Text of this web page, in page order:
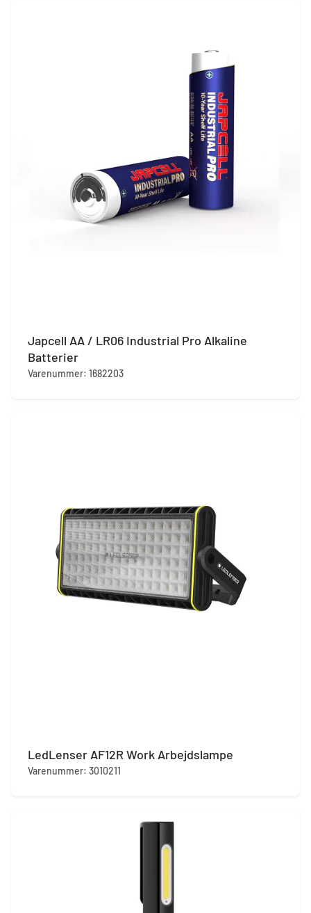
Japcell AA / LR06 Industrial Pro Alkaline
Batterier
Varenummer: 1682203
LedLenser AF12R Work Arbejdslampe
Varenummer: 3010211